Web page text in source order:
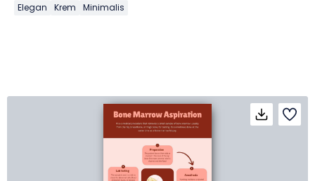
Elegan Krem Minimalis